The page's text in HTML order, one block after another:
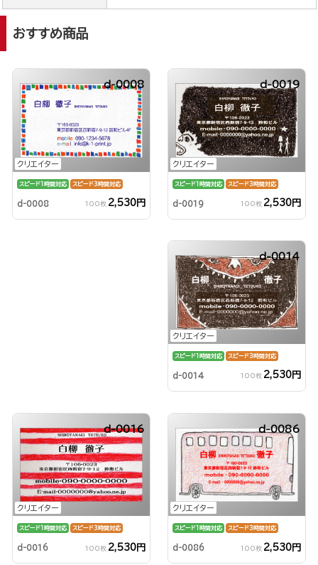
おすすめ商品
クリエイター
d-0008
スピード1時間対応 スピード3時間対応
d-0008 100枚 2,530円
クリエイター
d-0019
スピード1時間対応 スピード3時間対応
d-0019 100枚 2,530円
クリエイター
d-0014
スピード1時間対応 スピード3時間対応
d-0014 100枚 2,530円
クリエイター
d-0016
スピード1時間対応 スピード3時間対応
d-0016 100枚 2,530円
クリエイター
d-0086
スピード1時間対応 スピード3時間対応
d-0086 100枚 2,530円